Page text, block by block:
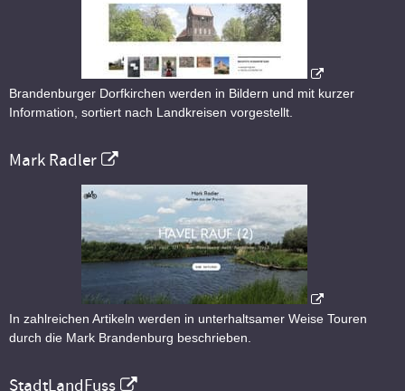
Brandenburger Dorfkirchen werden in Bildern und mit kurzer
Information, sortiert nach Landkreisen vorgestellt.
Mark Radler
In zahlreichen Artikeln werden in unterhaltsamer Weise Touren
durch die Mark Brandenburg beschrieben.
StadtLandFuss